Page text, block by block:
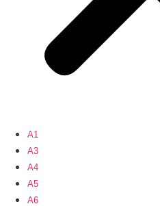
A1
A3
A4
A5
A6